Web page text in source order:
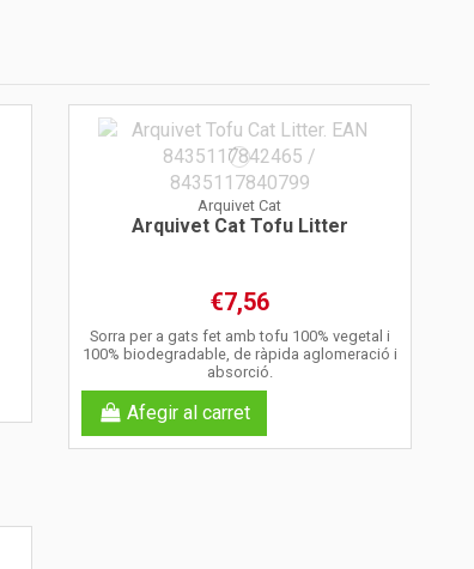
Arquivet Cat
Arquivet Cat Tofu Litter
€7,56
Sorra per a gats fet amb tofu 100% vegetal i
100% biodegradable, de ràpida aglomeració i
absorció.
Afegir al carret